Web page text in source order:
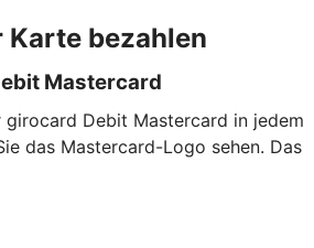
Karte bezahlen
Mastercard
girocard Debit Mastercard in jedem
das Mastercard-Logo sehen. Das